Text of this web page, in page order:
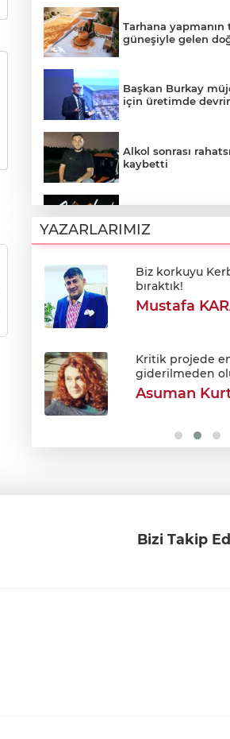
Tarhana yapmanın
güneşiyle gelen
Başkan Burkay
için üretimde
Alkol sonrası
kaybetti
Festivali'nde sahne
Müslim Sarı
Başkanı İlkay
Efkan Ala:
YAZARLARIMIZ
Biz korkuyu
bıraktık!
Mustafa
Kritik projede
giderilmeden
Asuman
Bizi Takip